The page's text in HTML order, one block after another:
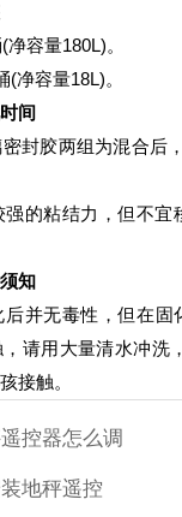
容量180L)。
容量18L)。
间
胶两组为混合后
的粘结力，但不宜
知
无毒性，但在固
请用大量清水冲洗
接触。
控器怎么调
地秤遥控